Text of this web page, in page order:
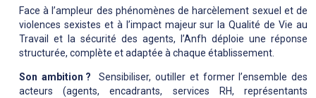
Face à l’ampleur des phénomènes de harcèlement sexuel et de
violences sexistes et à l’impact majeur sur la Qualité de Vie au
Travail et la sécurité des agents, l’Anfh déploie une réponse
structurée, complète et adaptée à chaque établissement.
Son ambition ? Sensibiliser, outiller et former l’ensemble des
acteurs (agents, encadrants, services RH, représentants